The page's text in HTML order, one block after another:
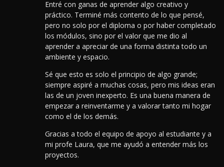
Entré con ganas de aprender algo creativo y
práctico. Terminé más contento de lo que pensé,
pero no solo por el diploma o por haber completado
los módulos, sino por el valor que me dio al
aprender a apreciar de una forma distinta todo un
ambiente y espacio.
Sé que esto es solo el principio de algo grande;
siempre aspiré a muchas cosas, pero mis ideas eran
las de un joven inexperto. Es una buena manera de
empezar a reinventarme y a valorar tanto mi hogar
como el de los demás.
Gracias a todo el equipo de apoyo al estudiante y a
mi profe Laura, que me ayudó a entender más los
proyectos.